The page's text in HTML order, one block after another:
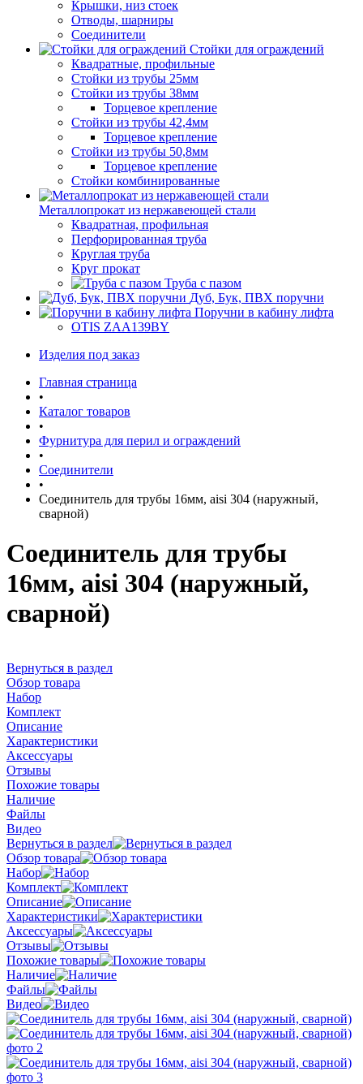
Крышки, низ стоек
Отводы, шарниры
Соединители
Стойки для ограждений
Квадратные, профильные
Стойки из трубы 25мм
Стойки из трубы 38мм
Торцевое крепление
Стойки из трубы 42,4мм
Торцевое крепление
Стойки из трубы 50,8мм
Торцевое крепление
Стойки комбинированные
Металлопрокат из нержавеющей стали
Квадратная, профильная
Перфорированная труба
Круглая труба
Круг прокат
Труба с пазом
Дуб, Бук, ПВХ поручни
Поручни в кабину лифта
OTIS ZAA139BY
Изделия под заказ
Главная страница
•
Каталог товаров
•
Фурнитура для перил и ограждений
•
Соединители
•
Соединитель для трубы 16мм, aisi 304 (наружный,
сварной)
Соединитель для трубы
16мм, aisi 304 (наружный,
сварной)
Вернуться в раздел
Обзор товара
Набор
Комплект
Описание
Характеристики
Аксессуары
Отзывы
Похожие товары
Наличие
Файлы
Видео
Вернуться в раздел
Обзор товара
Набор
Комплект
Описание
Характеристики
Аксессуары
Отзывы
Похожие товары
Наличие
Файлы
Видео